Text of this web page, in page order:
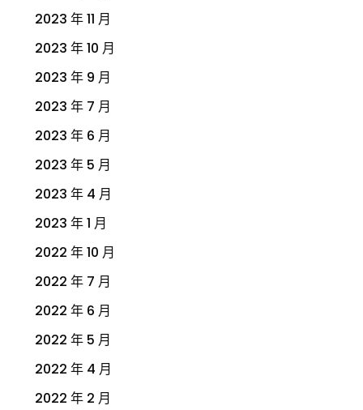
2023 年 11 月
2023 年 10 月
2023 年 9 月
2023 年 7 月
2023 年 6 月
2023 年 5 月
2023 年 4 月
2023 年 1 月
2022 年 10 月
2022 年 7 月
2022 年 6 月
2022 年 5 月
2022 年 4 月
2022 年 2 月